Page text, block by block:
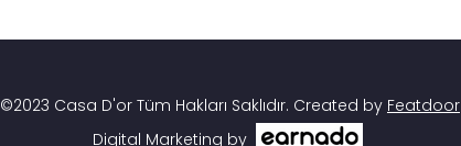
©2023 Casa D'or Tüm Hakları Saklıdır. Created by Featdoor
Digital Marketing by